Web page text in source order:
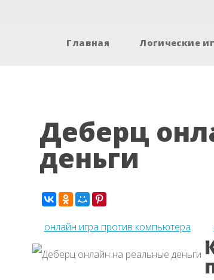
Главная Логические
Деберц
деньги
онлайн игра против компьютера